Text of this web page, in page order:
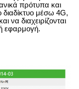
πρότυπα και
μέσω 4G,
να διαχειρίζονται
εφαρμογή.